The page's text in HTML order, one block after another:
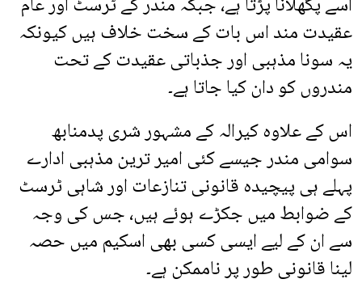
عقیدت مند اس بات کے سخت خلاف ہیں کیونکہ
یہ سونا مذہبی اور جذباتی عقیدت کے تحت
مندروں کو دان کیا جاتا ہے۔
اس کے علاوہ کیرالہ کے مشہور شری پدمنابھ
سوامی مندر جیسے کئی امیر ترین مذہبی ادارے
پہلے ہی پیچیدہ قانونی تنازعات اور شاہی ٹرسٹ
کے ضوابط میں جکڑے ہوئے ہیں، جس کی وجہ
سے ان کے لیے ایسی کسی بھی اسکیم میں حصہ
لینا قانونی طور پر ناممکن ہے۔